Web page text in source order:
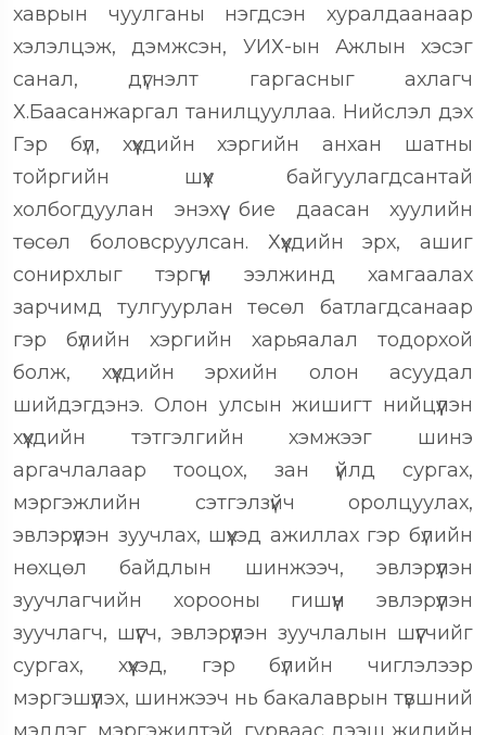
хаврын чуулганы нэгдсэн хуралдаанаар
хэлэлцэж, дэмжсэн, УИХ-ын Ажлын хэсэг
санал, дүгнэлт гаргасныг ахлагч
Х.Баасанжаргал танилцууллаа. Нийслэл дэх
Гэр бүл, хүүхдийн хэргийн анхан шатны
тойргийн шүүх байгуулагдсантай
холбогдуулан энэхүү бие даасан хуулийн
төсөл боловсруулсан. Хүүхдийн эрх, ашиг
сонирхлыг тэргүүн ээлжинд хамгаалах
зарчимд тулгуурлан төсөл батлагдсанаар
гэр бүлийн хэргийн харьяалал тодорхой
болж, хүүхдийн эрхийн олон асуудал
шийдэгдэнэ. Олон улсын жишигт нийцүүлэн
хүүхдийн тэтгэлгийн хэмжээг шинэ
аргачлалаар тооцох, зан үйлд сургах,
мэргэжлийн сэтгэлзүйч оролцуулах,
эвлэрүүлэн зуучлах, шүүхэд ажиллах гэр бүлийн
нөхцөл байдлын шинжээч, эвлэрүүлэн
зуучлагчийн хорооны гишүүн эвлэрүүлэн
зуучлагч, шүүгч, эвлэрүүлэн зуучлалын шүүгчийг
сургах, хүүхэд, гэр бүлийн чиглэлээр
мэргэшүүлэх, шинжээч нь бакалаврын түвшний